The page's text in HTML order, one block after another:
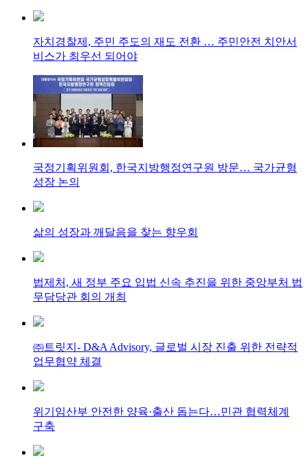
자치경찰제, 주민 주도의 재도 전환 … 주민안전 치안서
비스가 최우선 되어야
국정기획위원회, 한국지방행정연구원 방문… 국가균형
성장 논의
삶의 성장과 깨달음을 찾는 향우회
법제처, 새 정부 주요 입법 신속 추진을 위한 중앙부처 법
무담당관 회의 개최
㈜트릿지- D&A Advisory, 글로벌 시장 진출 위한 전략적
업무협약 체결
위기임산부 안전한 양육·출산 돕는다…민관 협력체계
구축